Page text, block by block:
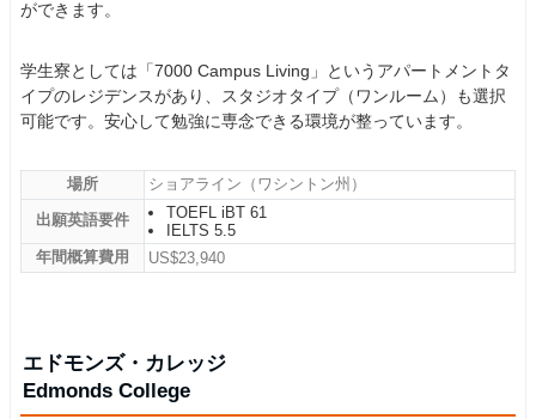
ができます。
学生寮としては「7000 Campus Living」というアパートメントタ
イプのレジデンスがあり、スタジオタイプ（ワンルーム）も選択
可能です。安心して勉強に専念できる環境が整っています。
場所
ショアライン（ワシントン州）
出願英語要件
TOEFL iBT 61
IELTS 5.5
年間概算費用
US$23,940
エドモンズ・カレッジ
Edmonds College